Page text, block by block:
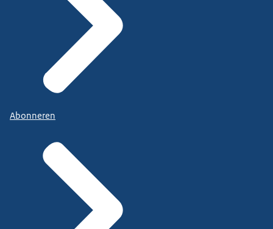
Abonneren